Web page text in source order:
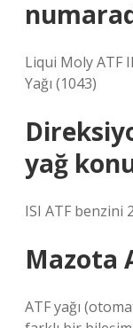
Liqui Moly ATF
Yağı (1043)
yağ
ISI ATF benzini
Mazota
ATF yağı